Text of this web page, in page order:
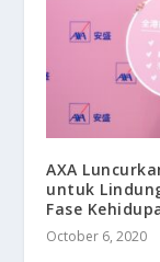
AXA
untuk
Fase
October 6, 2020